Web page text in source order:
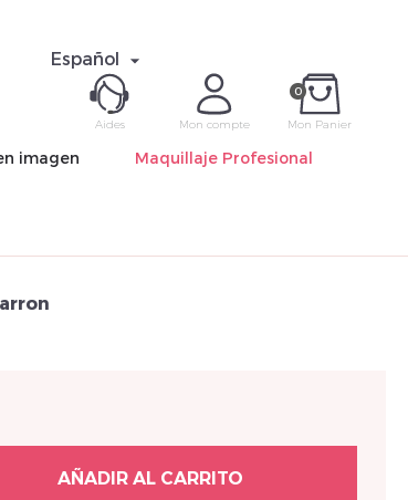
Español 
0
Mon Panier
Mon compte
Mot de
Aides
imagen Maquillaje Profesional
AÑADIR AL CARRITO